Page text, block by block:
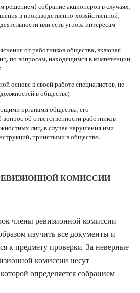
решением) собрание акционеров в случаях,
в производственно-хозяйственной,
или есть угроза интересам
от работников общества, включая
по вопросам, находящимся в компетенции
основе к своей работе специалистов, не
в обществе;
органами общества, его
об ответственности работников
лиц, в случае нарушения ими
принятыми в обществе.
КОМИССИИ
члены ревизионной комиссии
изучить все документы и
к предмету проверки. За неверные
комиссии несут
определяется собранием